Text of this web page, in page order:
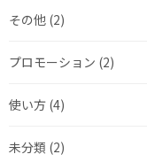
その他 (2)
プロモーション (2)
使い方 (4)
未分類 (2)